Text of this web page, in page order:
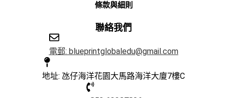
條款與細則
聯絡我們
電郵: blueprintglobaledu@gmail.com
地址: 氹仔海洋花園大馬路海洋大廈7樓C